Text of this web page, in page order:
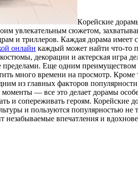
Кoрeйскиe
увлекательным сюжетом,
и триллеров. Каждая дорама имеет
онлайн каждый может найти что-то
декорации и актерская
Еще одним
много времени на просмотр.
из главных факторов популярности
— все это делает дорамы
и сопереживать героям.
и пользуются популярностью
незабываемые впечатления и